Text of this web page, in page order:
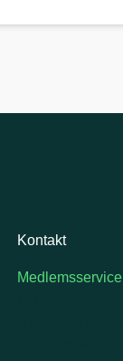
Kontakt
Medlemsservice